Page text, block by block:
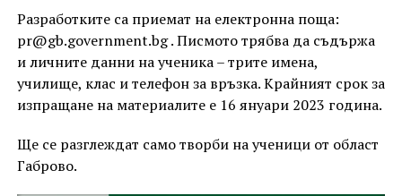
Разработките са приемат на електронна поща:
pr@gb.government.bg . Писмото трябва да съдържа
и личните данни на ученика – трите имена,
училище, клас и телефон за връзка. Крайният срок за
изпращане на материалите е 16 януари 2023 година.
Ще се разглеждат само творби на ученици от област
Габрово.